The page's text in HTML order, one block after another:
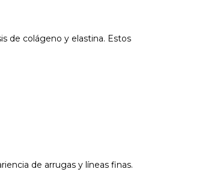
de colágeno y elastina. Estos
de arrugas y líneas finas.